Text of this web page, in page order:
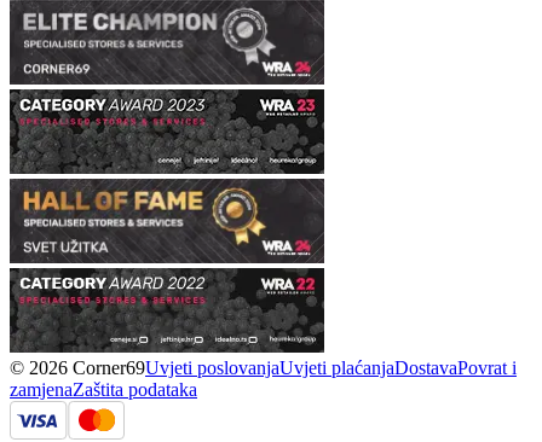
© 2026 Corner69Uvjeti poslovanjaUvjeti plaćanjaDostavaPovrat i
zamjenaZaštita podataka